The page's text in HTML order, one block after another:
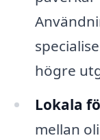
högre
Lokala
mellan